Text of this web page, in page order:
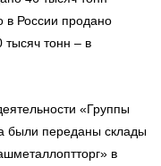
в России продано
тонн – в
«Группы
были переданы склады
в